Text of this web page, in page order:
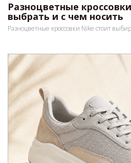
Разноцветные
выбрать и с чем носить
Разноцветные кроссовки Nike стоит